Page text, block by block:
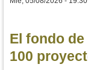
El fondo
100